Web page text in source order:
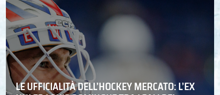
LE UFFICIALITÀ DELL’HOCKEY MERCATO: L’EX